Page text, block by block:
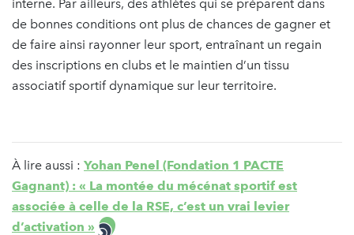
interne. Par ailleurs, des athlètes qui se préparent dans
de bonnes conditions ont plus de chances de gagner et
de faire ainsi rayonner leur sport, entraînant un regain
des inscriptions en clubs et le maintien d’un tissu
associatif sportif dynamique sur leur territoire.
À lire aussi : Yohan Penel (Fondation 1 PACTE
Gagnant) : « La montée du mécénat sportif est
associée à celle de la RSE, c’est un vrai levier
d’activation »